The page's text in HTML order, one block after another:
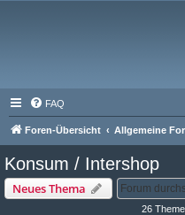
FAQ
Foren-Übersicht Allgemeine
Konsum / Intershop
Neues Thema
26